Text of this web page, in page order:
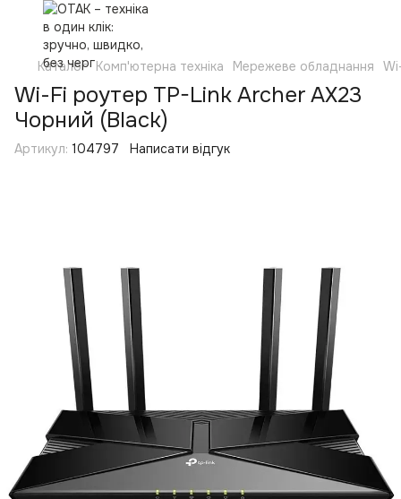
Каталог Комп'ютерна техніка Мережеве обладнання
Wi-Fi роутер TP-Link Archer AX23
Чорний (Black)
Артикул: 104797 Написати відгук